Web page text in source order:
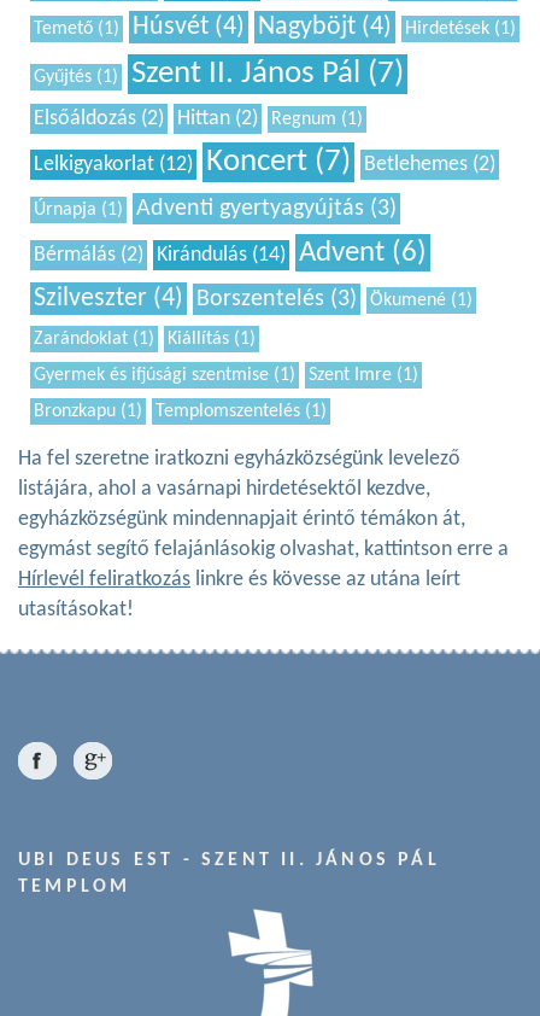
Temető (1) Húsvét (4) Nagyböjt (4) Hirdetések (1)
Gyűjtés (1) Szent II. János Pál (7)
Elsőáldozás (2) Hittan (2) Regnum (1)
Lelkigyakorlat (12) Koncert (7) Betlehemes (2)
Úrnapja (1) Adventi gyertyagyújtás (3)
Bérmálás (2) Kirándulás (14) Advent (6)
Szilveszter (4) Borszentelés (3)
Ökumené (1)
Zarándoklat (1)
Kiállítás (1)
Gyermek és ifjúsági szentmise (1)
Szent Imre (1)
Bronzkapu (1)
Templomszentelés (1)
Ha fel szeretne iratkozni egyházközségünk levelező
listájára, ahol a vasárnapi hirdetésektől kezdve,
egyházközségünk mindennapjait érintő témákon át,
egymást segítő felajánlásokig olvashat, kattintson erre a
Hírlevél feliratkozás linkre és kövesse az utána leírt
utasításokat!
UBI DEUS EST - SZENT II. JÁNOS PÁL
TEMPLOM